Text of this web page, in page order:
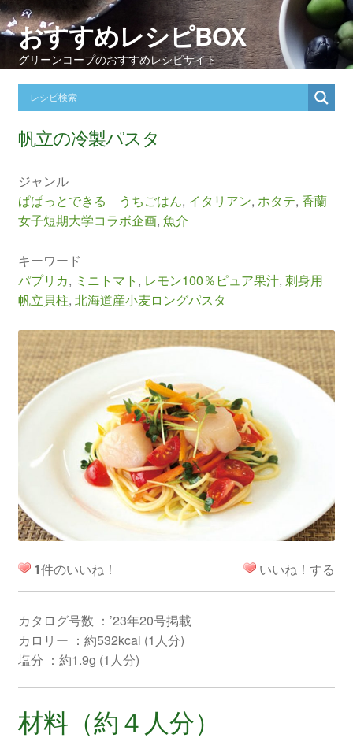
おすすめレシピBOX
グリーンコープのおすすめレシピサイト
帆立の冷製パスタ
ジャンル
ぱぱっとできる うちごはん, イタリアン, ホタテ, 香蘭
女子短期大学コラボ企画, 魚介
キーワード
パプリカ, ミニトマト , レモン100％ピュア果汁, 刺身用
帆立貝柱, 北海道産小麦ロングパスタ
1件のいいね！ いいね！する
カタログ号数 ：’23年20号掲載
カロリー ：約532kcal (1人分)
塩分 ：約1.9g (1人分)
材料（約４人分）